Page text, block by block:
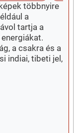
többnyire
a
tartja a
a csakra és a
indiai, tibeti jel,